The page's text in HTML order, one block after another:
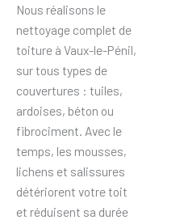
Nous réalisons le
nettoyage complet de
toiture à Vaux-le-Pénil,
sur tous types de
couvertures : tuiles,
ardoises, béton ou
fibrociment. Avec le
temps, les mousses,
lichens et salissures
détériorent votre toit
et réduisent sa durée